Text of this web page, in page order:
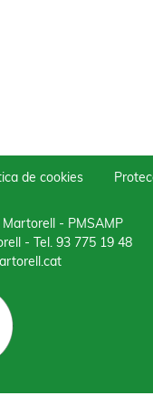
de cookies
Martorell - PMSAMP
- Tel. 93 775 19 48